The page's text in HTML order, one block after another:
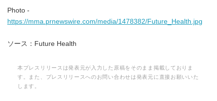
Photo -
https://mma.prnewswire.com/media/1478382/Future_Health.jpg
ソース：Future Health
本プレスリリースは発表元が入力した原稿をそのまま掲載しておりま
す。また、プレスリリースへのお問い合わせは発表元に直接お願いいた
します。